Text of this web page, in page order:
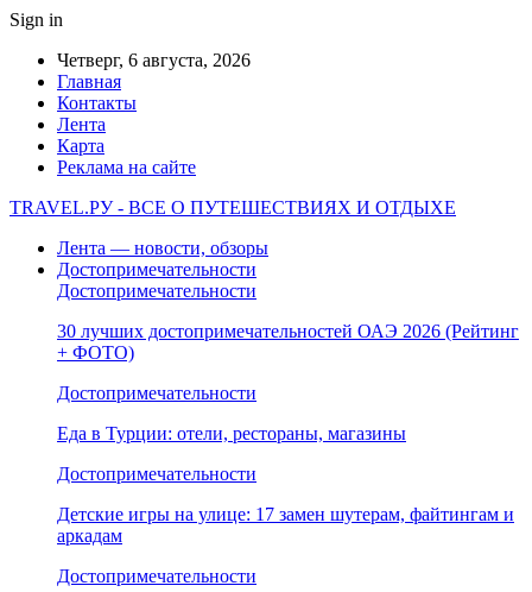
Sign in
Четверг, 6 августа, 2026
Главная
Контакты
Лента
Карта
Реклама на сайте
TRAVEL.РУ - ВСЕ О ПУТЕШЕСТВИЯХ И ОТДЫХЕ
Лента — новости, обзоры
Достопримечательности
Достопримечательности
30 лучших достопримечательностей ОАЭ 2026 (Рейтинг
+ ФОТО)
Достопримечательности
Еда в Турции: отели, рестораны, магазины
Достопримечательности
Детские игры на улице: 17 замен шутерам, файтингам и
аркадам
Достопримечательности